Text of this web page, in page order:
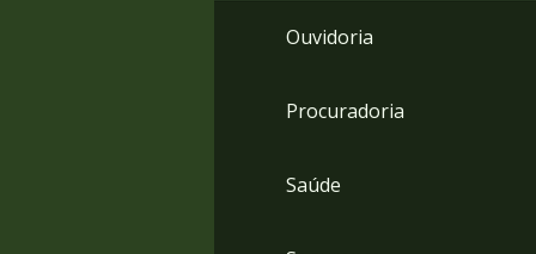
Ouvidoria
Procuradoria
Saúde